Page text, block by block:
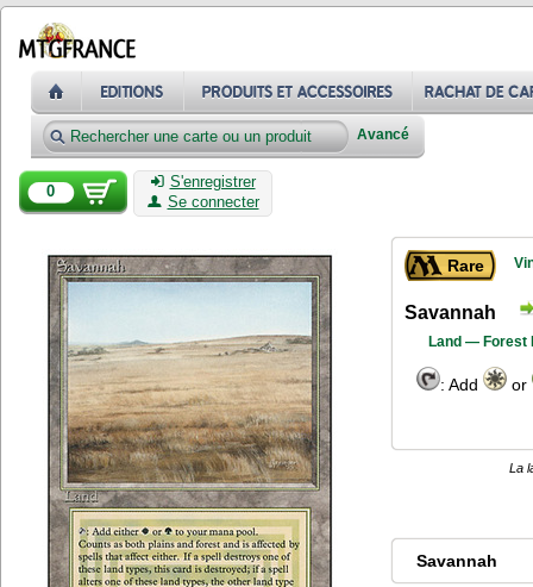
Avancé
0
S'enregistrer
Se connecter
Rare
Savannah
Land — Forest
: Add or
La
Savannah